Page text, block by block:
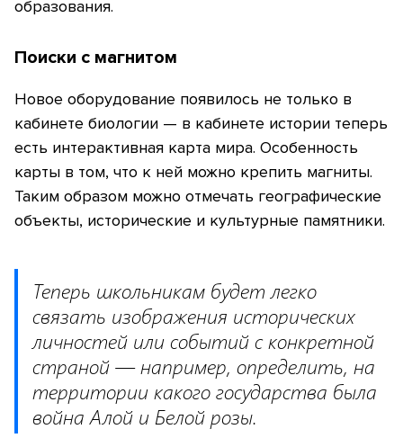
образования.
Поиски с магнитом
Новое оборудование появилось не только в
кабинете биологии — в кабинете истории теперь
есть интерактивная карта мира. Особенность
карты в том, что к ней можно крепить магниты.
Таким образом можно отмечать географические
объекты, исторические и культурные памятники.
Теперь школьникам будет легко
связать изображения исторических
личностей или событий с конкретной
страной — например, определить, на
территории какого государства была
война Алой и Белой розы.